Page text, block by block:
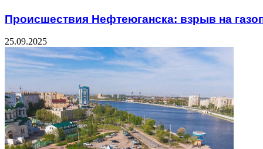
Происшествия Нефтеюганска: взрыв на
25.09.2025